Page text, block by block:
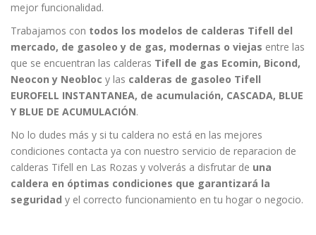
mejor funcionalidad.
Trabajamos con todos los modelos de calderas Tifell del
mercado, de gasoleo y de gas, modernas o viejas entre las
que se encuentran las calderas Tifell de gas Ecomin, Bicond,
Neocon y Neobloc y las calderas de gasoleo Tifell
EUROFELL INSTANTANEA, de acumulación, CASCADA, BLUE
Y BLUE DE ACUMULACIÓN.
No lo dudes más y si tu caldera no está en las mejores
condiciones contacta ya con nuestro servicio de reparacion de
calderas Tifell en Las Rozas y volverás a disfrutar de una
caldera en óptimas condiciones que garantizará la
seguridad y el correcto funcionamiento en tu hogar o negocio.